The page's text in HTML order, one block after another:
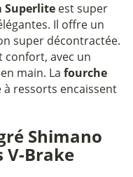
est super
Il offre un
super décontractée.
confort, avec un
main. La fourche
à ressorts encaissent
Shimano
V-Brake